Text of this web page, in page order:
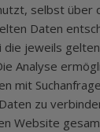
selbst über
Daten
die jeweils
Analyse
mit
zu
Website